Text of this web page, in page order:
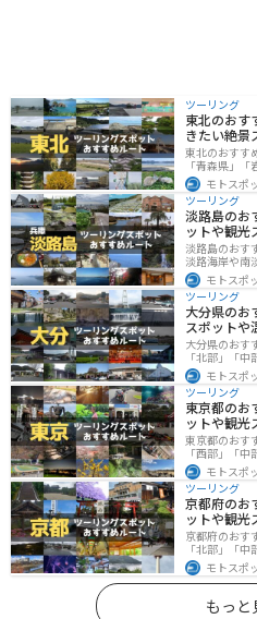
ツーリング
東北のおす
きたい絶景
東北のおすす
「青森県」
「福島県」の
や湖、温泉地
ットが多数あ
際は参考にし
モトスポ
ツーリング
淡路島のお
ットや観光
淡路島のおす
淡路海岸や南
公園や淡路夢
多数あります
参考にしてく
モトスポ
ツーリング
大分県のお
スポットや
大分県のおす
「北部」「
蘇の雄大な自
ツーリングが
行く際は参考
モトスポ
ツーリング
東京都のお
ットや観光
東京都のおす
「西部」「
ます。西に行
トと、自然も
イクで東京都
い。
モトスポ
ツーリング
京都府のお
ットや観光
京都府のおす
「北部」「
の4つのルー
に囲まれた風
楽しみ方がで
く際は参考に
モトスポ
もっと